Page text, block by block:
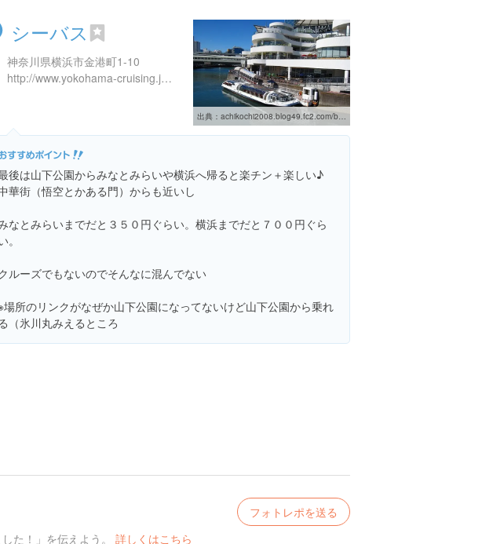
シーバス
神奈川県横浜市金港町1-10
http://www.yokohama-cruising.jp/seabass.html
出典： achikochi2008.blog49.fc2.com/blog-entry-95.html
後は山下公園からみなとみらいや横浜へ帰ると楽チン＋楽しい♪
華街（悟空とかある門）からも近いし
なとみらいまでだと３５０円ぐらい。横浜までだと７００円ぐら
。
ルーズでもないのでそんなに混んでない
場所のリンクがなぜか山下公園になってないけど山下公園から乗れ
る（氷川丸みえるところ
フォトレポを送る
た！」を伝えよう。 詳しくはこちら